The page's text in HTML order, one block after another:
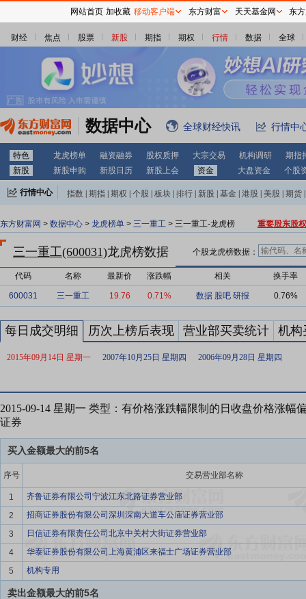
财经 焦点 股票 新股 期指 期权 行情 数据 全球
数据中心 全球财经快讯 行情中
特色 龙虎榜单 融资融券 股权质押 大宗交易 机构调研
期指
新股
新股申购 新股日历 新股上会 资金 大盘资金 个股
行情中心 指数 期指 期权 个股 板块 排行 新股 基金 港股 美股 期货
东方财富网 > 数据中心 > 龙虎榜单 > 三一重工 > 三一重工-龙虎榜 重要股东股
三一重工(600031)龙虎榜数据 个股龙虎榜数据：
代码 名称 最新价 涨跌幅 相关 换手率
600031 三一重工 19.76 0.71% 数据 股吧 研报 0.76%
每日成交明细 历次上榜后表现 营业部买卖统计 机构
2015年09月14日 星期一 2007年10月25日 星期四 2006年09月28日 星期四
2015-09-14 星期一 类型：有价格涨跌幅限制的日收盘价格涨幅
证券
买入金额最大的前5名
序号 交易营业部名称
1
齐鲁证券有限公司宁波江东北路证券营业部
2
招商证券股份有限公司深圳深南大道车公庙证券营业部
3
日信证券有限责任公司北京中关村大街证券营业部
4
华泰证券股份有限公司上海黄浦区来福士广场证券营业部
5
机构专用
卖出金额最大的前5名
网站首页 加收藏 移动客户端 东方财富 天天基金网 东